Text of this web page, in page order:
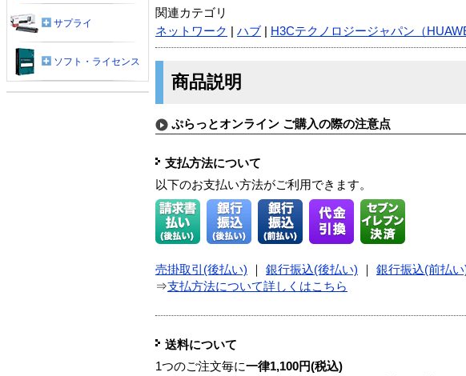
関連カテゴリ
ネットワーク
ハブ H3Cテクノロジージャパン（
商品説明
ぷらっとオンライン ご購入の際の注意点
支払方法について
以下のお支払い方法がご利用できます。
売掛取引(後払い) 銀行振込(後払い) 銀行振込(前払い
⇒支払方法について詳しくはこちら
送料について
1つのご注文毎に一律1,100円(税込)
サプライ
ソフト・ライセンス